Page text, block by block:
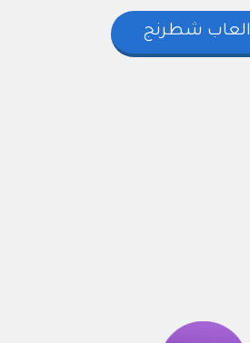
العاب شطرنج